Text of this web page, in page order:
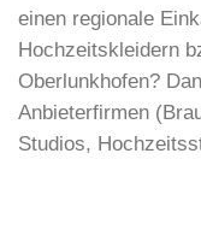
einen regionale
Hochzeitskleidern
Oberlunkhofen?
Anbieterfirmen
Studios,